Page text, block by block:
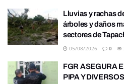
Lluvias y rachas
árboles y daños
sectores de
05/08/2026 0
FGR ASEGURA
PIPA Y